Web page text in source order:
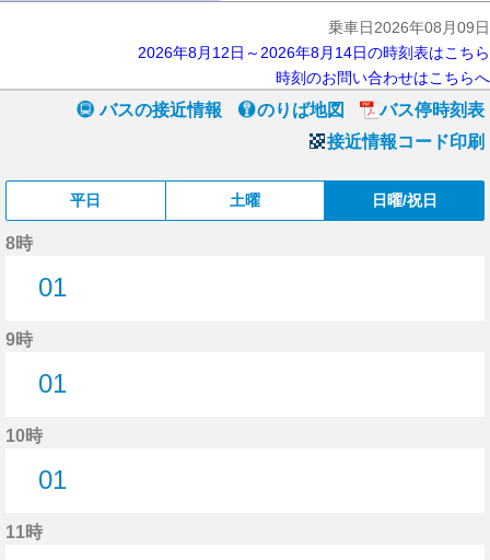
乗車日2026年08月09日
2026年8月12日～2026年8月14日の時刻表はこちら
時刻のお問い合わせはこちらへ
バスの接近情報 のりば地図
バス停時刻表
接近情報コード印刷
平日 土曜 日曜/祝日
8時
01
9時
01
10時
01
11時